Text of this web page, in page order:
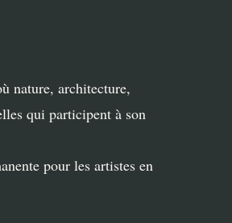
nature, architecture,
qui participent à son
pour les artistes en